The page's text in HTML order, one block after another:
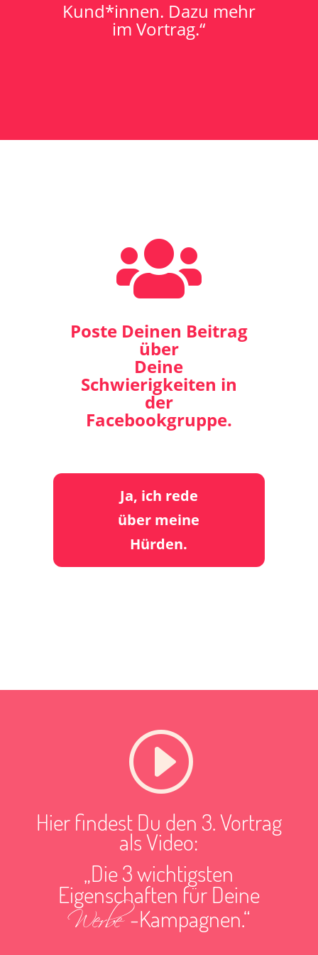
Kund*innen. Dazu mehr
im Vortrag.“

Poste Deinen Beitrag
über
Deine
Schwierigkeiten in
der
Facebookgruppe.
Ja, ich rede
über meine
Hürden.
I
Hier findest Du den 3. Vortrag
als Video:
„Die 3 wichtigsten
Eigenschaften für Deine
Werbe-Kampagnen.“